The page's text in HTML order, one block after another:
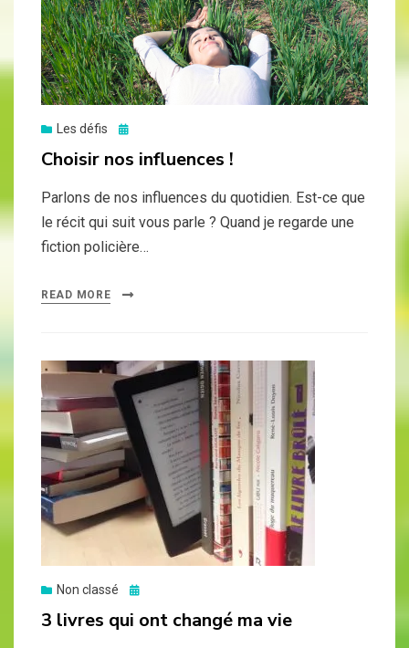
Les défis
Posted
Choisir nos influences !
Parlons de nos influences du quotidien. Est-ce que
le récit qui suit vous parle ? Quand je regarde une
fiction policière…
READ MORE
Non classé
Posted
3 livres qui ont changé ma vie